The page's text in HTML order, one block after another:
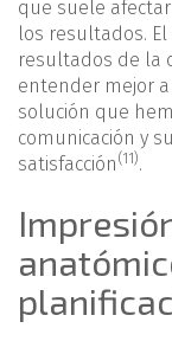
que suele
los resultados.
resultados de la
entender mejor
solución que
comunicación y
satisfacción (11).